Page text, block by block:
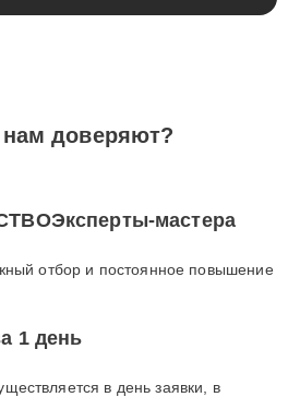
доверяют?
мастера
отбор и постоянное повышение
1 день
в день заявки, в